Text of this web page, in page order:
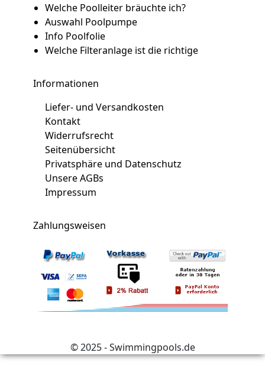
Welche Poolleiter bräuchte ich?
Auswahl Poolpumpe
Info Poolfolie
Welche Filteranlage ist die richtige
Informationen
Liefer- und Versandkosten
Kontakt
Widerrufsrecht
Seitenübersicht
Privatsphäre und Datenschutz
Unsere AGBs
Impressum
Zahlungsweisen
© 2025 - Swimmingpools.de